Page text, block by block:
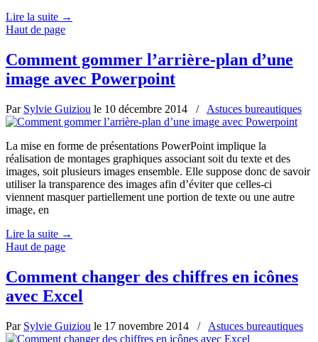
Lire la suite →
Haut de page
Comment gommer l’arrière-plan d’une
image avec Powerpoint
Par Sylvie Guiziou le 10 décembre 2014 / Astuces bureautiques
La mise en forme de présentations PowerPoint implique la
réalisation de montages graphiques associant soit du texte et des
images, soit plusieurs images ensemble. Elle suppose donc de savoir
utiliser la transparence des images afin d’éviter que celles-ci
viennent masquer partiellement une portion de texte ou une autre
image, en
Lire la suite →
Haut de page
Comment changer des chiffres en icônes
avec Excel
Par Sylvie Guiziou le 17 novembre 2014 / Astuces bureautiques